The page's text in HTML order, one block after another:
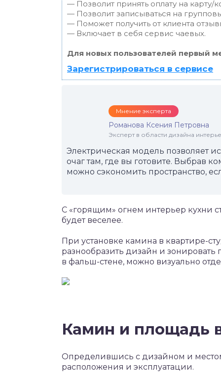
— Позволит принять оплату на карту/
— Позволит записываться на
— Поможет получить от клиента
— Включает в себя сервис чаевых.
Для новых пользователей первый
Зарегистрироваться в сервисе
Мнение эксперта
Романова Ксения Петровна
Эксперт в области дизайна
Электрическая модель позволяет
очаг там, где вы готовите. Выбрав
можно сэкономить пространство,
С «горящим» огнем интерьер кухни
будет веселее.
При установке камина в квартире-
разнообразить дизайн и зонировать
в фальш-стене, можно визуально
Камин и площадь
Определившись с дизайном и
расположения и эксплуатации.